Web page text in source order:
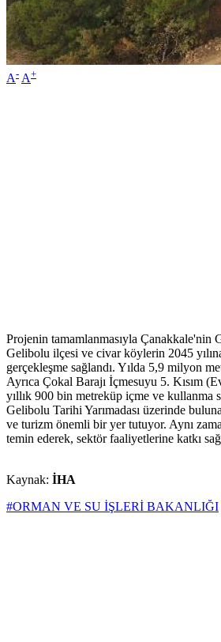
A- A+
Projenin tamamlanmasıyla Çanakkale'nin
Gelibolu ilçesi ve civar köylerin 2045
gerçekleşme sağlandı. Yılda 5,9 milyon
Ayrıca Çokal Barajı İçmesuyu 5. Kısım
yıllık 900 bin metreküp içme ve kullanma
Gelibolu Tarihi Yarımadası üzerinde
ve turizm önemli bir yer tutuyor. Aynı
temin ederek, sektör faaliyetlerine katkı
Kaynak: İHA
#ORMAN VE SU İŞLERİ BAKANLIĞI